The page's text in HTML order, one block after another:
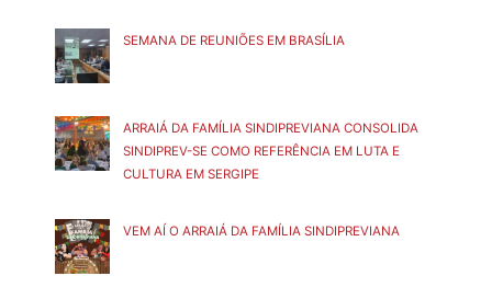
SEMANA DE REUNIÕES EM BRASÍLIA
ARRAIÁ DA FAMÍLIA SINDIPREVIANA CONSOLIDA
SINDIPREV-SE COMO REFERÊNCIA EM LUTA E
CULTURA EM SERGIPE
VEM AÍ O ARRAIÁ DA FAMÍLIA SINDIPREVIANA